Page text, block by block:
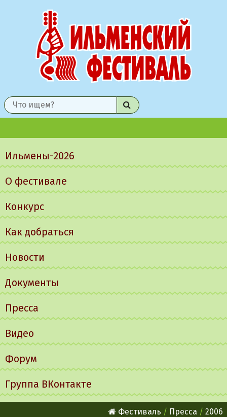
Найти
меню
Ильмены-2026
О фестивале
Конкурс
Как добраться
Новости
Документы
Пресса
Видео
Форум
Группа ВКонтакте
Фестиваль Пресса 2006